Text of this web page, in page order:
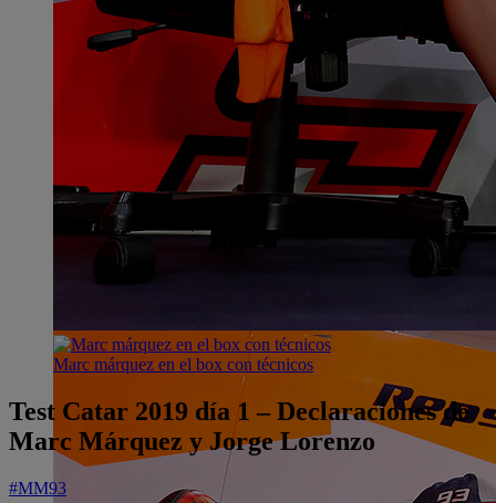
Marc márquez en el box con técnicos
Test Catar 2019 día 1 – Declaraciones de
Marc Márquez y Jorge Lorenzo
#MM93